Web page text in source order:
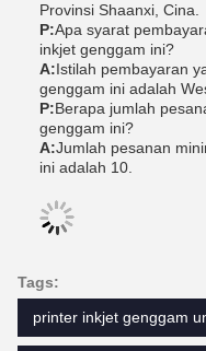
Provinsi Shaanxi, Cina.
P:Apa syarat
inkjet genggam ini?
A:Istilah pembayaran
genggam ini adalah
P:Berapa jumlah
genggam ini?
A:Jumlah pesanan
ini adalah 10.
Tags:
printer inkjet genggam